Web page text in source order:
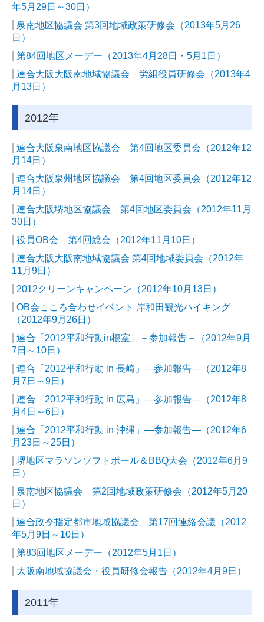
年5月29日～30日）
泉南地区協議会 第3回地域政策研修会（2013年5月26
日）
第84回地区メーデー（2013年4月28日・5月1日）
連合大阪大阪南地域協議会 労組役員研修会（2013年4
月13日）
2012年
連合大阪泉南地区協議会 第4回地区委員会（2012年12
月14日）
連合大阪泉州地区協議会 第4回地区委員会（2012年12
月14日）
連合大阪堺地区協議会 第4回地区委員会（2012年11月
30日）
役員OB会 第4回総会（2012年11月10日）
連合大阪大阪南地域協議会 第4回地域委員会（2012年
11月9日）
2012クリーンキャンペーン（2012年10月13日）
OB会こころ合わせイベント 岸和田観光ハイキング
（2012年9月26日）
連合「2012平和行動in根室」－参加報告－（2012年9月
7日～10日）
連合「2012平和行動 in 長崎」―参加報告―（2012年8
月7日～9日）
連合「2012平和行動 in 広島」―参加報告―（2012年8
月4日～6日）
連合「2012平和行動 in 沖縄」―参加報告―（2012年6
月23日～25日）
堺地区マラソンソフトボール＆BBQ大会（2012年6月9
日）
泉南地区協議会 第2回地域政策研修会（2012年5月20
日）
連合政令指定都市地域協議会 第17回連絡会議（2012
年5月9日～10日）
第83回地区メーデー（2012年5月1日）
大阪南地域協議会・役員研修会報告（2012年4月9日）
2011年